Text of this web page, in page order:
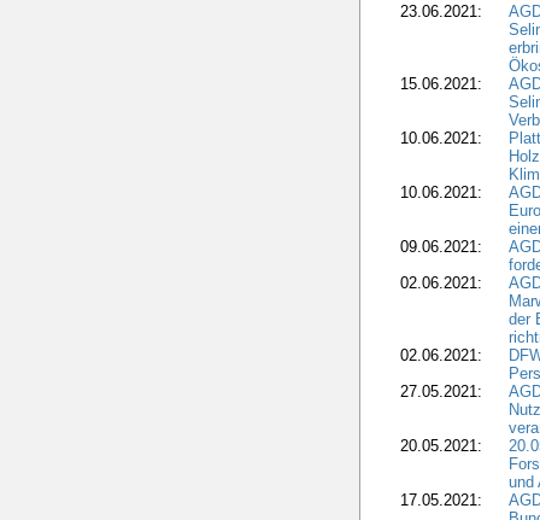
23.06.2021:
15.06.2021:
10.06.2021:
10.06.2021:
09.06.2021:
02.06.2021:
der
02.06.2021:
27.05.2021:
20.05.2021:
und
17.05.2021: